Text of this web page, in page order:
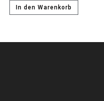
In den Warenkorb